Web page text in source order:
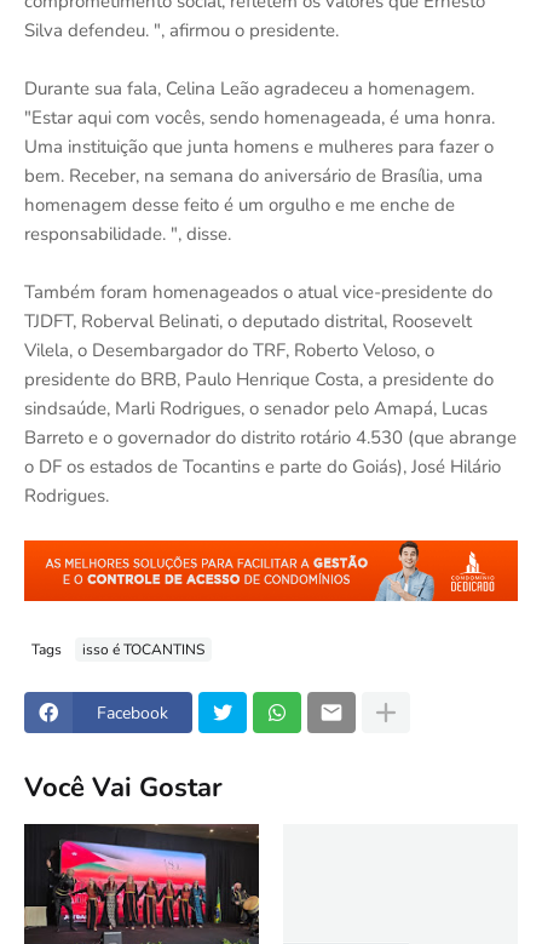
Silva defendeu. ", afirmou o presidente.
Durante sua fala, Celina Leão agradeceu a homenagem.
"Estar aqui com vocês, sendo homenageada, é uma honra.
Uma instituição que junta homens e mulheres para fazer o
bem. Receber, na semana do aniversário de Brasília, uma
homenagem desse feito é um orgulho e me enche de
responsabilidade. ", disse.
Também foram homenageados o atual vice-presidente do
TJDFT, Roberval Belinati, o deputado distrital, Roosevelt
Vilela, o Desembargador do TRF, Roberto Veloso, o
presidente do BRB, Paulo Henrique Costa, a presidente do
sindsaúde, Marli Rodrigues, o senador pelo Amapá, Lucas
Barreto e o governador do distrito rotário 4.530 (que abrange
o DF os estados de Tocantins e parte do Goiás), José Hilário
Rodrigues.
Tags isso é TOCANTINS
Facebook
Você Vai Gostar